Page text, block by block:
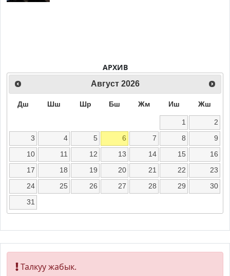
АРХИВ
Август 2026
Дш Шш Шр Бш Жм Иш Жш
1
2
3
4 5 6 7 8
9
10
11 12 13 14 15
16
17
18 19 20 21 22
23
24
25 26 27 28 29
30
31
Талкуу жабык.